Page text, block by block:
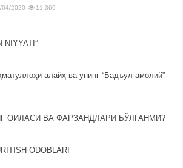
04/2020 11,369
NIYYATI”
алайҳ ва унинг “Бадъул амолий”
ОИЛАСИ ВА ФАРЗАНДЛАРИ БЎЛГАНМИ?
ODOBLARI